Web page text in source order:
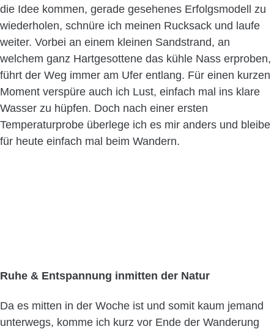
die Idee kommen, gerade gesehenes Erfolgsmodell zu
wiederholen, schnüre ich meinen Rucksack und laufe
weiter. Vorbei an einem kleinen Sandstrand, an
welchem ganz Hartgesottene das kühle Nass erproben,
führt der Weg immer am Ufer entlang. Für einen kurzen
Moment verspüre auch ich Lust, einfach mal ins klare
Wasser zu hüpfen. Doch nach einer ersten
Temperaturprobe überlege ich es mir anders und bleibe
für heute einfach mal beim Wandern.
Ruhe & Entspannung inmitten der Natur
Da es mitten in der Woche ist und somit kaum jemand
unterwegs, komme ich kurz vor Ende der Wanderung